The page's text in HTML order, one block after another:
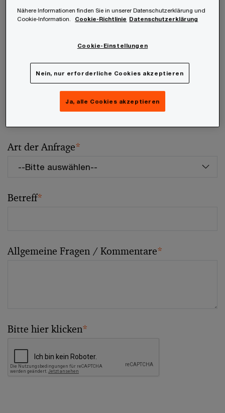
Welches unter den weltweiten Mitgliedsfirmen
soll Ihre Anfrage beantworten?
Art der Anfrage*
Betreff*
Allgemeine Fragen / Kommentare*
Bitte hier klicken*
Nähere Informationen finden Sie in unserer Datenschutzerklärung und
Cookie-Information.
Cookie-Richtlinie Datenschutzerklärung
Cookie-Einstellungen
Nein, nur erforderliche Cookies akzeptieren
Ja, alle Cookies akzeptieren